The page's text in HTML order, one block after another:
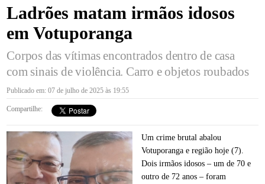
Ladrões matam irmãos idosos
em Votuporanga
Corpos das vítimas encontrados dentro de casa
com sinais de violência. Carro e objetos roubados
Publicado em: 07 de julho de 2025 às 19:55
Compartilhe:
Um crime brutal abalou
Votuporanga e região hoje (7).
Dois irmãos idosos – um de 70 e
outro de 72 anos – foram